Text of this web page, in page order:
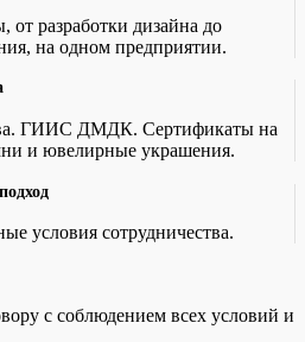
от разработки дизайна до
на одном предприятии.
ГИИС ДМДК. Сертификаты на
и ювелирные украшения.
условия сотрудничества.
с соблюдением всех условий и